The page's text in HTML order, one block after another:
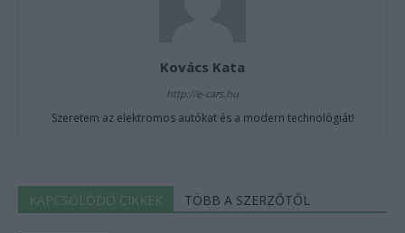
Kovács Kata
http://e-cars.hu
Szeretem az elektromos autókat és a modern technológiát!
KAPCSOLÓDÓ CIKKEK TÖBB A SZERZŐTŐL